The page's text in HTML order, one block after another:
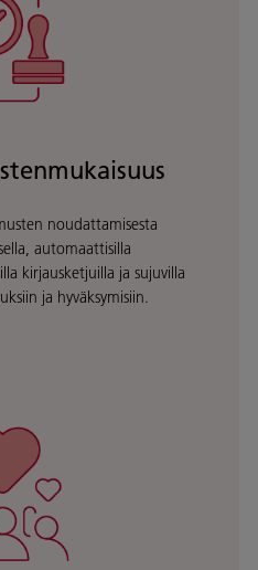
noudattamisesta
automaattisilla
kirjausketjuilla ja sujuvilla
ja hyväksymisiin.